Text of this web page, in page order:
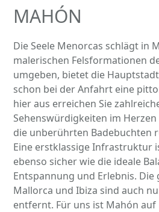
MAHÓN
Die Seele Menorcas schlägt in
malerischen Felsformationen
umgeben, bietet die
schon bei der Anfahrt eine
hier aus erreichen Sie
Sehenswürdigkeiten im
die unberührten Badebuchten
Eine erstklassige Infrastruktur
ebenso sicher wie die ideale
Entspannung und Erlebnis.
Mallorca und Ibiza sind auch
entfernt. Für uns ist Mahón